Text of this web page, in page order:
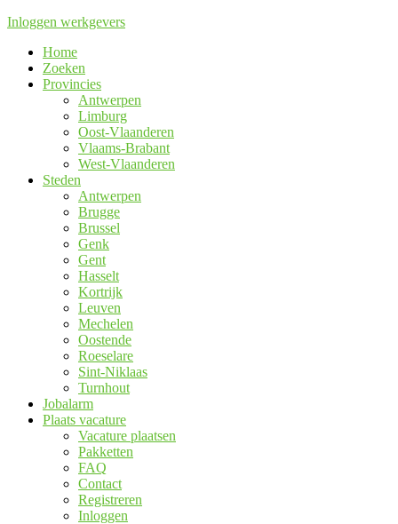
Inloggen werkgevers
Home
Zoeken
Provincies
Antwerpen
Limburg
Oost-Vlaanderen
Vlaams-Brabant
West-Vlaanderen
Steden
Antwerpen
Brugge
Brussel
Genk
Gent
Hasselt
Kortrijk
Leuven
Mechelen
Oostende
Roeselare
Sint-Niklaas
Turnhout
Jobalarm
Plaats vacature
Vacature plaatsen
Pakketten
FAQ
Contact
Registreren
Inloggen